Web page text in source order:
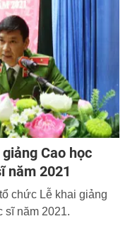
Cao học
năm 2021
chức Lễ khai giảng
sĩ năm 2021.